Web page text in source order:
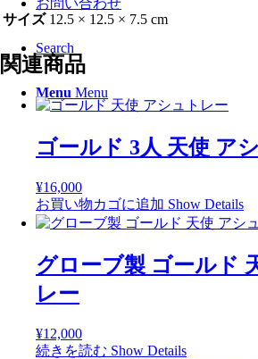
お問い合わせ
Search
Menu Menu
ト
ー
個
サイズ 12.5 × 12.5 × 7.5 cm
関連商品
ゴールド 3人 天使 ア
¥16,000
お買い物カゴに追加 Show Details
グローブ製 ゴールド
レー
¥12,000
続きを読む Show Details